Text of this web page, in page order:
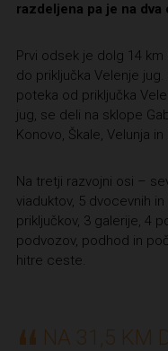
razdeljena pa je na dva
Prvi odsek je dolg 14
do priključka Velenje
poteka od priključka
jug, se deli na sklope
Konovo, Škale, Velunja in
Na tretji razvojni osi –
viaduktov, 5 dvocevnih
priključkov, 3 galerije, 4
podvozov, podhod in
hitre ceste.
NA 31,5 KM